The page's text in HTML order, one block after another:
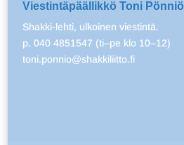
Viestintäpäällikkö Toni Pönniö
Shakki-lehti, ulkoinen viestintä.
p. 040 4851547 (ti–pe klo 10–12)
toni.ponnio@shakkiliitto.fi